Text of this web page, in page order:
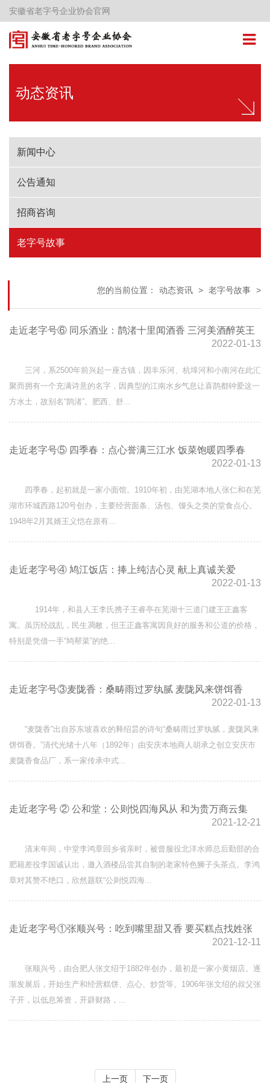
安徽省老字号企业协会官网
动态资讯
新闻中心
公告通知
招商咨询
老字号故事
您的当前位置： 动态资讯 > 老字号故事 >
走近老字号⑥ 同乐酒业：鹊渚十里闻酒香 三河美酒醉英王
2022-01-13
三河，系2500年前兴起一座古镇，因丰乐河、杭埠河和小南河在此汇
聚而拥有一个充满诗意的名字，因典型的江南水乡气息让喜鹊都钟爱这一
方水土，故别名“鹊渚”。肥西、舒...
走近老字号⑤ 四季春：点心誉满三江水 饭菜饱暖四季春
2022-01-13
四季春，起初就是一家小面馆。1910年初，由芜湖本地人张仁和在芜
湖市环城西路120号创办，主要经营面条、汤包、馒头之类的堂食点心。
1948年2月其婿王义恺在原有...
走近老字号④ 鸠江饭店：捧上纯洁心灵 献上真诚关爱
2022-01-13
1914年，和县人王李氏携子王睿亭在芜湖十三道门建王正鑫客
寓。虽历经战乱，民生凋敝，但王正鑫客寓因良好的服务和公道的价格，
特别是凭借一手“鸠帮菜”的绝...
走近老字号③麦陇香：桑畴雨过罗纨腻 麦陇风来饼饵香
2022-01-13
“麦陇香”出自苏东坡喜欢的释绍昙的诗句“桑畴雨过罗纨腻，麦陇风来
饼饵香。”清代光绪十八年（1892年）由安庆本地商人胡承之创立安庆市
麦陇香食品厂，系一家传承中式...
走近老字号 ② 公和堂：公则悦四海风从 和为贵万商云集
2021-12-21
清末年间，中堂李鸿章回乡省亲时，被曾服役北洋水师总后勤部的合
肥籍差役李国诚认出，邀入酒楼品尝其自制的老家特色狮子头茶点。李鸿
章对其赞不绝口，欣然题联“公则悦四海...
​走近老字号①张顺兴号：吃到嘴里甜又香 要买糕点找姓张
2021-12-11
张顺兴号，由合肥人张文绍于1882年创办，最初是一家小黄烟店。逐
渐发展后，开始生产和经营糕饼、点心、炒货等。1906年张文绍的叔父张
子开，以低息筹资，开辟财路，...
上一页 下一页